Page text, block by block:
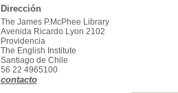
Dirección
The James P.McPhee Library
Avenida Ricardo Lyon 2102
Providencia
The English Institute
Santiago de Chile
56 22 4965100
contacto